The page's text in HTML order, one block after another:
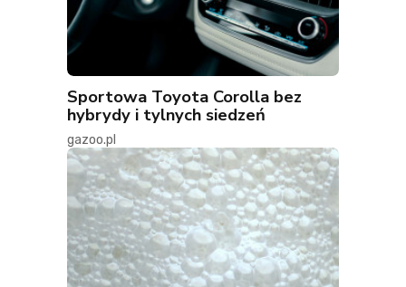
Sportowa Toyota Corolla bez
hybrydy i tylnych siedzeń
gazoo.pl